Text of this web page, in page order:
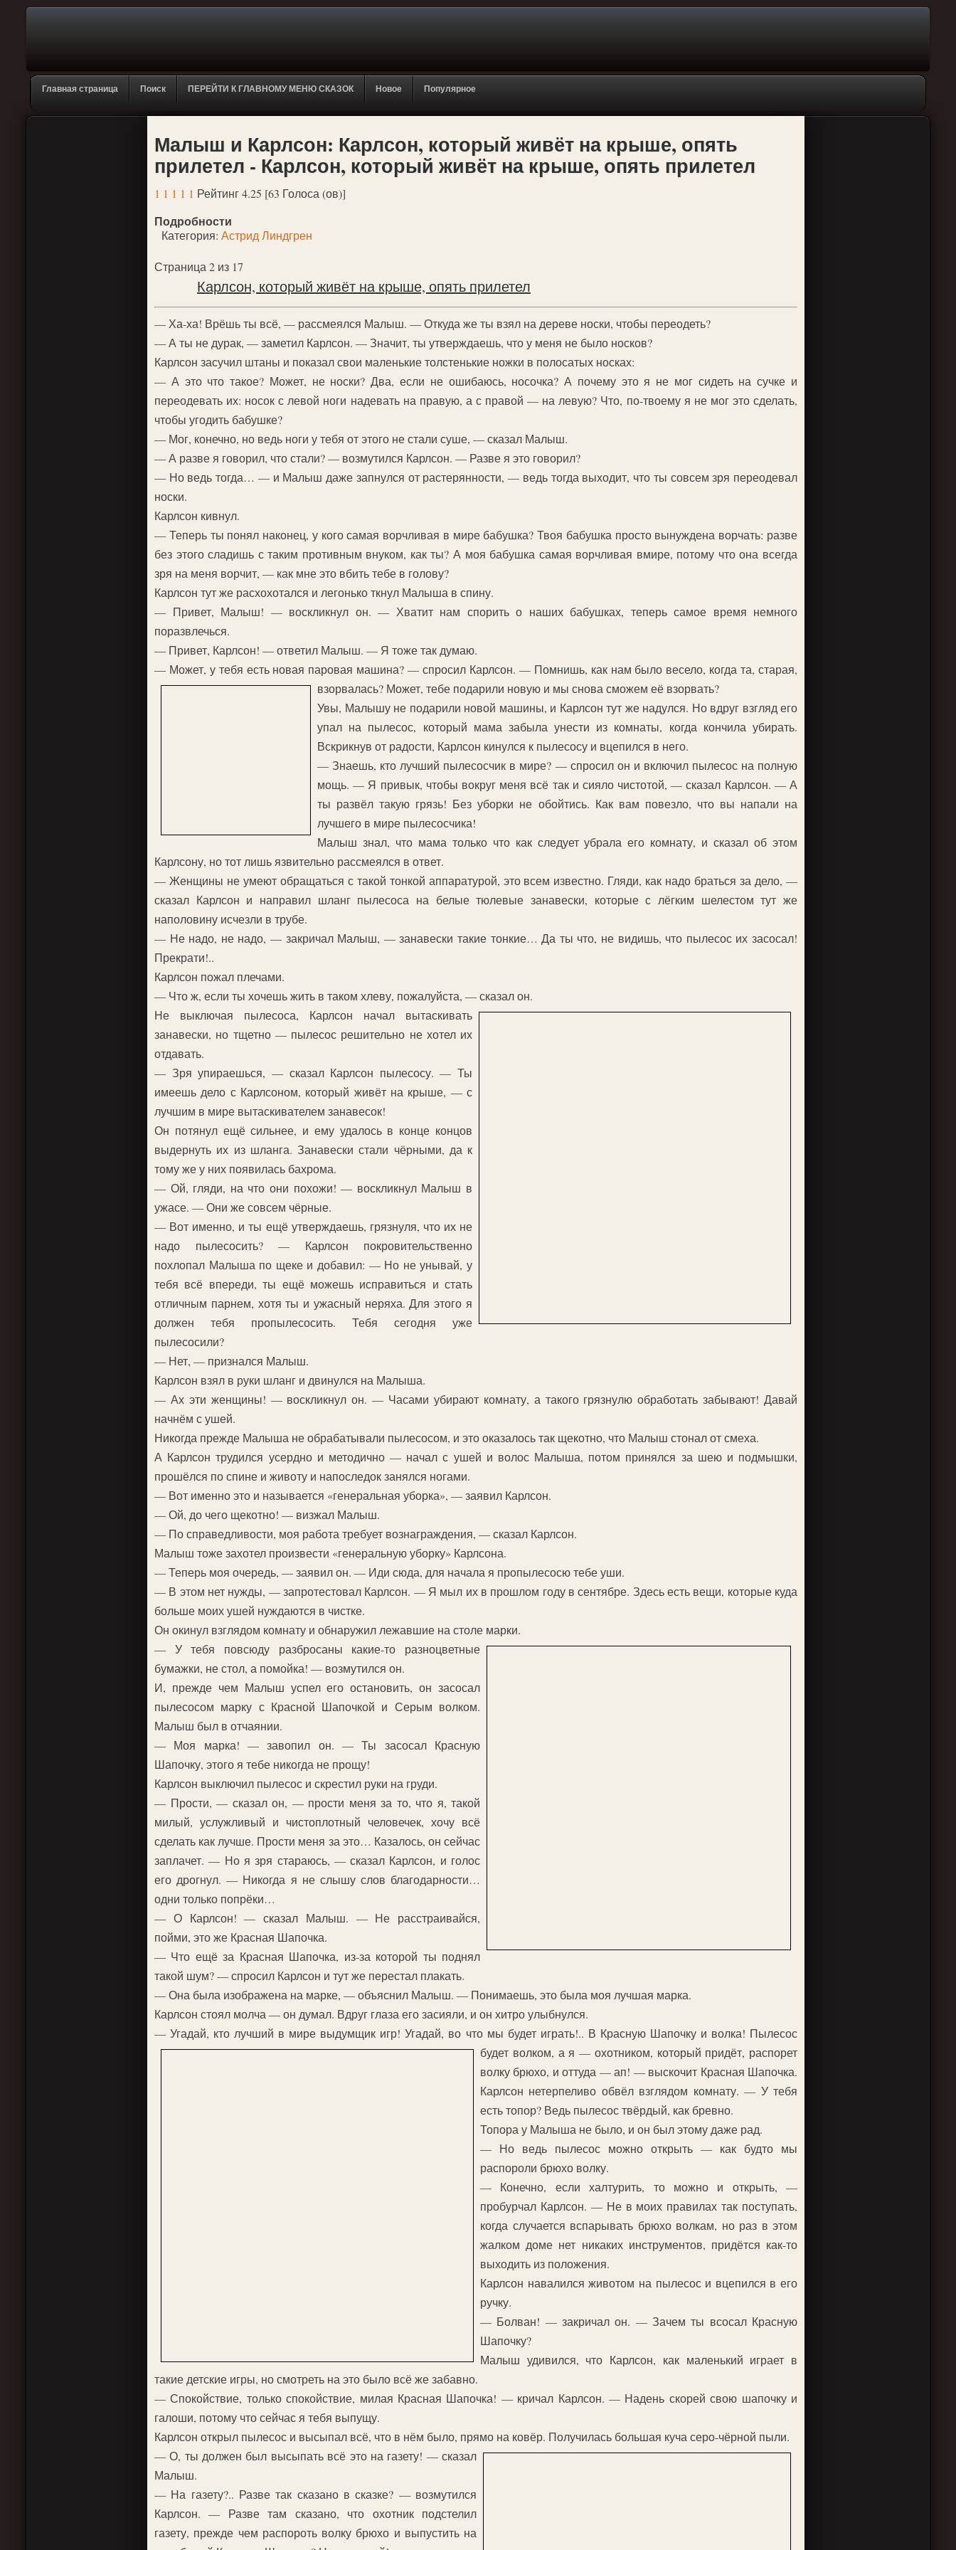
Главная страница Поиск ПЕРЕЙТИ К ГЛАВНОМУ МЕНЮ СКАЗОК Новое Популярное
Малыш и Карлсон: Карлсон, который живёт на крыше, опять
прилетел - Карлсон, который живёт на крыше, опять прилетел
1 1 1 1 1 Рейтинг 4.25 [63 Голоса (ов)]
Подробности
Категория: Астрид Линдгрен
Страница 2 из 17
Карлсон, который живёт на крыше, опять прилетел
— Ха-ха! Врёшь ты всё, — рассмеялся Малыш. — Откуда же ты взял на дереве носки, чтобы переодеть?
— А ты не дурак, — заметил Карлсон. — Значит, ты утверждаешь, что у меня не было носков?
Карлсон засучил штаны и показал свои маленькие толстенькие ножки в полосатых носках:
— А это что такое? Может, не носки? Два, если не ошибаюсь, носочка? А почему это я не мог сидеть на сучке и
переодевать их: носок с левой ноги надевать на правую, а с правой — на левую? Что, по-твоему я не мог это сделать,
чтобы угодить бабушке?
— Мог, конечно, но ведь ноги у тебя от этого не стали суше, — сказал Малыш.
— А разве я говорил, что стали? — возмутился Карлсон. — Разве я это говорил?
— Но ведь тогда… — и Малыш даже запнулся от растерянности, — ведь тогда выходит, что ты совсем зря переодевал
носки.
Карлсон кивнул.
— Теперь ты понял наконец, у кого самая ворчливая в мире бабушка? Твоя бабушка просто вынуждена ворчать: разве
без этого сладишь с таким противным внуком, как ты? А моя бабушка самая ворчливая вмире, потому что она всегда
зря на меня ворчит, — как мне это вбить тебе в голову?
Карлсон тут же расхохотался и легонько ткнул Малыша в спину.
— Привет, Малыш! — воскликнул он. — Хватит нам спорить о наших бабушках, теперь самое время немного
поразвлечься.
— Привет, Карлсон! — ответил Малыш. — Я тоже так думаю.
— Может, у тебя есть новая паровая машина? — спросил Карлсон. — Помнишь, как нам было весело, когда та, старая,
взорвалась? Может, тебе подарили новую и мы снова сможем её взорвать?
Увы, Малышу не подарили новой машины, и Карлсон тут же надулся. Но вдруг взгляд его
упал на пылесос, который мама забыла унести из комнаты, когда кончила убирать.
Вскрикнув от радости, Карлсон кинулся к пылесосу и вцепился в него.
— Знаешь, кто лучший пылесосчик в мире? — спросил он и включил пылесос на полную
мощь. — Я привык, чтобы вокруг меня всё так и сияло чистотой, — сказал Карлсон. — А
ты развёл такую грязь! Без уборки не обойтись. Как вам повезло, что вы напали на
лучшего в мире пылесосчика!
Малыш знал, что мама только что как следует убрала его комнату, и сказал об этом
Карлсону, но тот лишь язвительно рассмеялся в ответ.
— Женщины не умеют обращаться с такой тонкой аппаратурой, это всем известно. Гляди, как надо браться за дело, —
сказал Карлсон и направил шланг пылесоса на белые тюлевые занавески, которые с лёгким шелестом тут же
наполовину исчезли в трубе.
— Не надо, не надо, — закричал Малыш, — занавески такие тонкие… Да ты что, не видишь, что пылесос их засосал!
Прекрати!..
Карлсон пожал плечами.
— Что ж, если ты хочешь жить в таком хлеву, пожалуйста, — сказал он.
Не выключая пылесоса, Карлсон начал вытаскивать
занавески, но тщетно — пылесос решительно не хотел их
отдавать.
— Зря упираешься, — сказал Карлсон пылесосу. — Ты
имеешь дело с Карлсоном, который живёт на крыше, — с
лучшим в мире вытаскивателем занавесок!
Он потянул ещё сильнее, и ему удалось в конце концов
выдернуть их из шланга. Занавески стали чёрными, да к
тому же у них появилась бахрома.
— Ой, гляди, на что они похожи! — воскликнул Малыш в
ужасе. — Они же совсем чёрные.
— Вот именно, и ты ещё утверждаешь, грязнуля, что их не
надо пылесосить? — Карлсон покровительственно
похлопал Малыша по щеке и добавил: — Но не унывай, у
тебя всё впереди, ты ещё можешь исправиться и стать
отличным парнем, хотя ты и ужасный неряха. Для этого я
должен тебя пропылесосить. Тебя сегодня уже
пылесосили?
— Нет, — признался Малыш.
Карлсон взял в руки шланг и двинулся на Малыша.
— Ах эти женщины! — воскликнул он. — Часами убирают комнату, а такого грязнулю обработать забывают! Давай
начнём с ушей.
Никогда прежде Малыша не обрабатывали пылесосом, и это оказалось так щекотно, что Малыш стонал от смеха.
А Карлсон трудился усердно и методично — начал с ушей и волос Малыша, потом принялся за шею и подмышки,
прошёлся по спине и животу и напоследок занялся ногами.
— Вот именно это и называется «генеральная уборка», — заявил Карлсон.
— Ой, до чего щекотно! — визжал Малыш.
— По справедливости, моя работа требует вознаграждения, — сказал Карлсон.
Малыш тоже захотел произвести «генеральную уборку» Карлсона.
— Теперь моя очередь, — заявил он. — Иди сюда, для начала я пропылесосю тебе уши.
— В этом нет нужды, — запротестовал Карлсон. — Я мыл их в прошлом году в сентябре. Здесь есть вещи, которые куда
больше моих ушей нуждаются в чистке.
Он окинул взглядом комнату и обнаружил лежавшие на столе марки.
— У тебя повсюду разбросаны какие-то разноцветные
бумажки, не стол, а помойка! — возмутился он.
И, прежде чем Малыш успел его остановить, он засосал
пылесосом марку с Красной Шапочкой и Серым волком.
Малыш был в отчаянии.
— Моя марка! — завопил он. — Ты засосал Красную
Шапочку, этого я тебе никогда не прощу!
Карлсон выключил пылесос и скрестил руки на груди.
— Прости, — сказал он, — прости меня за то, что я, такой
милый, услужливый и чистоплотный человечек, хочу всё
сделать как лучше. Прости меня за это… Казалось, он сейчас
заплачет. — Но я зря стараюсь, — сказал Карлсон, и голос
его дрогнул. — Никогда я не слышу слов благодарности…
одни только попрёки…
— О Карлсон! — сказал Малыш. — Не расстраивайся,
пойми, это же Красная Шапочка.
— Что ещё за Красная Шапочка, из-за которой ты поднял
такой шум? — спросил Карлсон и тут же перестал плакать.
— Она была изображена на марке, — объяснил Малыш. — Понимаешь, это была моя лучшая марка.
Карлсон стоял молча — он думал. Вдруг глаза его засияли, и он хитро улыбнулся.
— Угадай, кто лучший в мире выдумщик игр! Угадай, во что мы будет играть!.. В Красную Шапочку и волка! Пылесос
будет волком, а я — охотником, который придёт, распорет
волку брюхо, и оттуда — ап! — выскочит Красная Шапочка.
Карлсон нетерпеливо обвёл взглядом комнату. — У тебя
есть топор? Ведь пылесос твёрдый, как бревно.
Топора у Малыша не было, и он был этому даже рад.
— Но ведь пылесос можно открыть — как будто мы
распороли брюхо волку.
— Конечно, если халтурить, то можно и открыть, —
пробурчал Карлсон. — Не в моих правилах так поступать,
когда случается вспарывать брюхо волкам, но раз в этом
жалком доме нет никаких инструментов, придётся как-то
выходить из положения.
Карлсон навалился животом на пылесос и вцепился в его
ручку.
— Болван! — закричал он. — Зачем ты всосал Красную
Шапочку?
Малыш удивился, что Карлсон, как маленький играет в
такие детские игры, но смотреть на это было всё же забавно.
— Спокойствие, только спокойствие, милая Красная Шапочка! — кричал Карлсон. — Надень скорей свою шапочку и
галоши, потому что сейчас я тебя выпущу.
Карлсон открыл пылесос и высыпал всё, что в нём было, прямо на ковёр. Получилась большая куча серо-чёрной пыли.
— О, ты должен был высыпать всё это на газету! — сказал
Малыш.
— На газету?.. Разве так сказано в сказке? — возмутился
Карлсон. — Разве там сказано, что охотник подстелил
газету, прежде чем распороть волку брюхо и выпустить на